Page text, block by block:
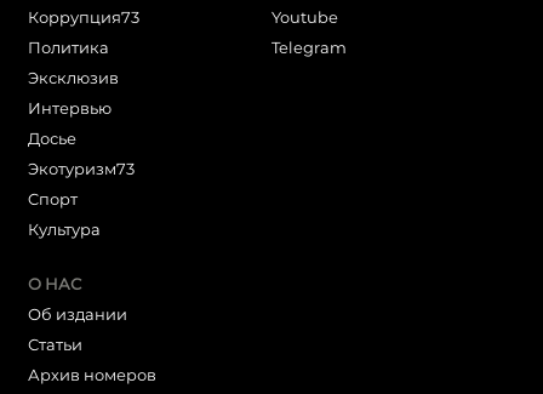
Коррупция73
Политика
Эксклюзив
Интервью
Досье
Экотуризм73
Cпорт
Культура
Youtube
Telegram
О НАС
Об издании
Статьи
Архив номеров